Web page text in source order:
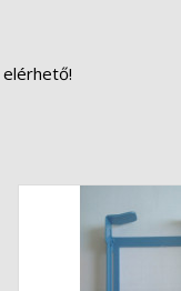
elérhető!